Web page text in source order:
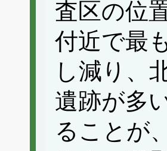
査区の位
付近で最
し減り、
遺跡が多
ることが